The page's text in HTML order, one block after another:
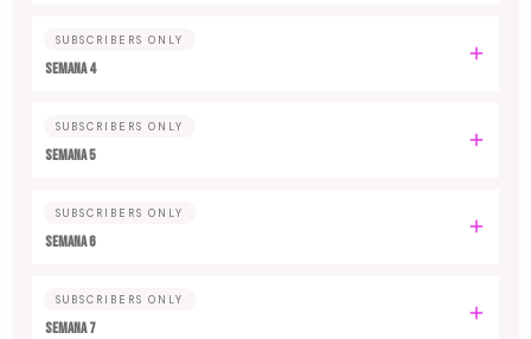
SUBSCRIBERS ONLY
Semana 4
SUBSCRIBERS ONLY
Semana 5
SUBSCRIBERS ONLY
Semana 6
SUBSCRIBERS ONLY
Semana 7